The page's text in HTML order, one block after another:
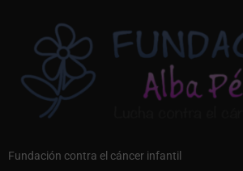
Fundación contra el cáncer infantil